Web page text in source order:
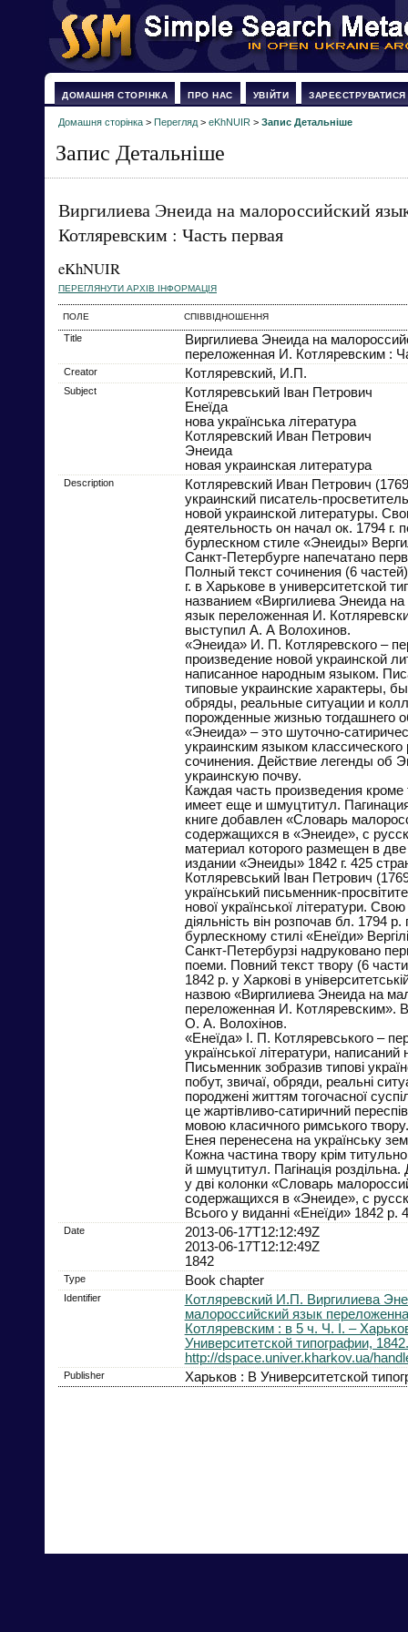
ДОМАШНЯ СТОРІНКА ПРО НАС УВІЙТИ ЗАРЕЄСТРУВАТИСЯ
Домашня сторінка > Перегляд > eKhNUIR > Запис Детальніше
Запис Детальніше
Виргилиева Энеида на малороссийский
Котляревским : Часть первая
eKhNUIR
ПЕРЕГЛЯНУТИ АРХІВ ІНФОРМАЦІЯ
ПОЛЕ СПІВВІДНОШЕННЯ
Title
Виргилиева Энеида на
переложенная И. Котляревским :
Creator Котляревский, И.П.
Subject
Котляревський Іван Петрович
Енеїда
нова українська література
Котляревский Иван Петрович
Энеида
новая украинская литература
Description
Котляревский Иван Петрович
украинский писатель-
новой украинской литературы.
деятельность он начал ок. 1794 г.
бурлескном стиле «Энеиды»
Санкт-Петербурге напечатано
Полный текст сочинения (6
г. в Харькове в университетской
названием «Виргилиева Энеида
язык переложенная И.
выступил А. А Волохинов.
«Энеида» И. П. Котляревского –
произведение новой украинской
написанное народным языком.
типовые украинские характеры,
обряды, реальные ситуации и
порожденные жизнью тогдашнего
«Энеида» – это шуточно-
украинским языком классического
сочинения. Действие легенды об
украинскую почву.
Каждая часть произведения кроме
имеет еще и шмуцтитул.
книге добавлен «Словарь
содержащихся в «Энеиде», с
материал которого размещен в
издании «Энеиды» 1842 г. 425
Котляревський Іван Петрович
український письменник-
нової української літератури.
діяльність він розпочав бл. 1794
бурлескному стилі «Енеїди»
Санкт-Петербурзі надруковано
поеми. Повний текст твору (6
1842 р. у Харкові в
назвою «Виргилиева Энеида на
переложенная И. Котляревским».
О. А. Волохінов.
«Енеїда» І. П. Котляревського –
української літератури,
Письменник зобразив типові
побут, звичаї, обряди, реальні
породжені життям тогочасної
це жартівливо-сатиричний
мовою класичного римського
Енея перенесена на українську
Кожна частина твору крім
й шмуцтитул. Пагінація
у дві колонки «Словарь
содержащихся в «Энеиде», с
Всього у виданні «Енеїди» 1842 р.
Date
2013-06-17T12:12:49Z
2013-06-17T12:12:49Z
1842
Type Book chapter
Identifier
Котляревский И.П. Виргилиева
малороссийский язык
Котляревским : в 5 ч. Ч. I. –
Университетской типографии,
http://dspace.univer.kharkov.ua/
Publisher Харьков : В Университетской